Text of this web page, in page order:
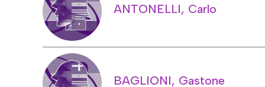
ANTONELLI, Carlo
BAGLIONI, Gastone